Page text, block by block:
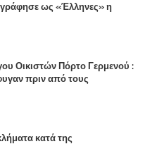
ως «Έλληνες» η
Οικιστών Πόρτο Γερμενού :
πριν από τους
κατά της